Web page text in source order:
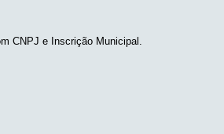
CNPJ e Inscrição Municipal.